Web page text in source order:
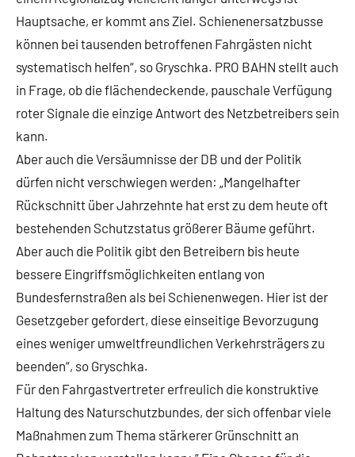
Hauptsache, er kommt ans Ziel. Schienenersatzbusse
können bei tausenden betroffenen Fahrgästen nicht
systematisch helfen“, so Gryschka. PRO BAHN stellt auch
in Frage, ob die flächendeckende, pauschale Verfügung
roter Signale die einzige Antwort des Netzbetreibers sein
kann.
Aber auch die Versäumnisse der DB und der Politik
dürfen nicht verschwiegen werden: „Mangelhafter
Rückschnitt über Jahrzehnte hat erst zu dem heute oft
bestehenden Schutzstatus größerer Bäume geführt.
Aber auch die Politik gibt den Betreibern bis heute
bessere Eingriffsmöglichkeiten entlang von
Bundesfernstraßen als bei Schienenwegen. Hier ist der
Gesetzgeber gefordert, diese einseitige Bevorzugung
eines weniger umweltfreundlichen Verkehrsträgers zu
beenden“, so Gryschka.
Für den Fahrgastvertreter erfreulich die konstruktive
Haltung des Naturschutzbundes, der sich offenbar viele
Maßnahmen zum Thema stärkerer Grünschnitt an